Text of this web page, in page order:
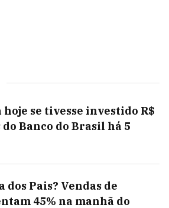
se tivesse investido R$
Banco do Brasil há 5
dos Pais? Vendas de
45% na manhã do